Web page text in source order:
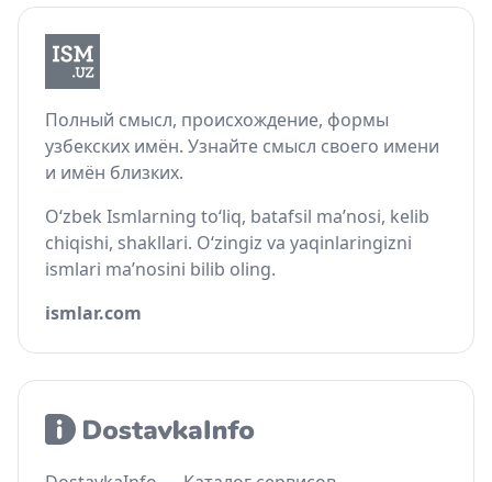
Полный смысл, происхождение, формы
узбекских имён. Узнайте смысл своего имени
и имён близких.
O‘zbek Ismlarning to‘liq, batafsil ma’nosi, kelib
chiqishi, shakllari. O‘zingiz va yaqinlaringizni
ismlari ma’nosini bilib oling.
ismlar.com